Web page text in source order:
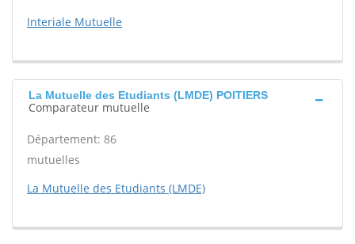
Interiale Mutuelle
La Mutuelle des Etudiants (LMDE) POITIERS
Comparateur mutuelle
Département: 86
mutuelles
La Mutuelle des Etudiants (LMDE)